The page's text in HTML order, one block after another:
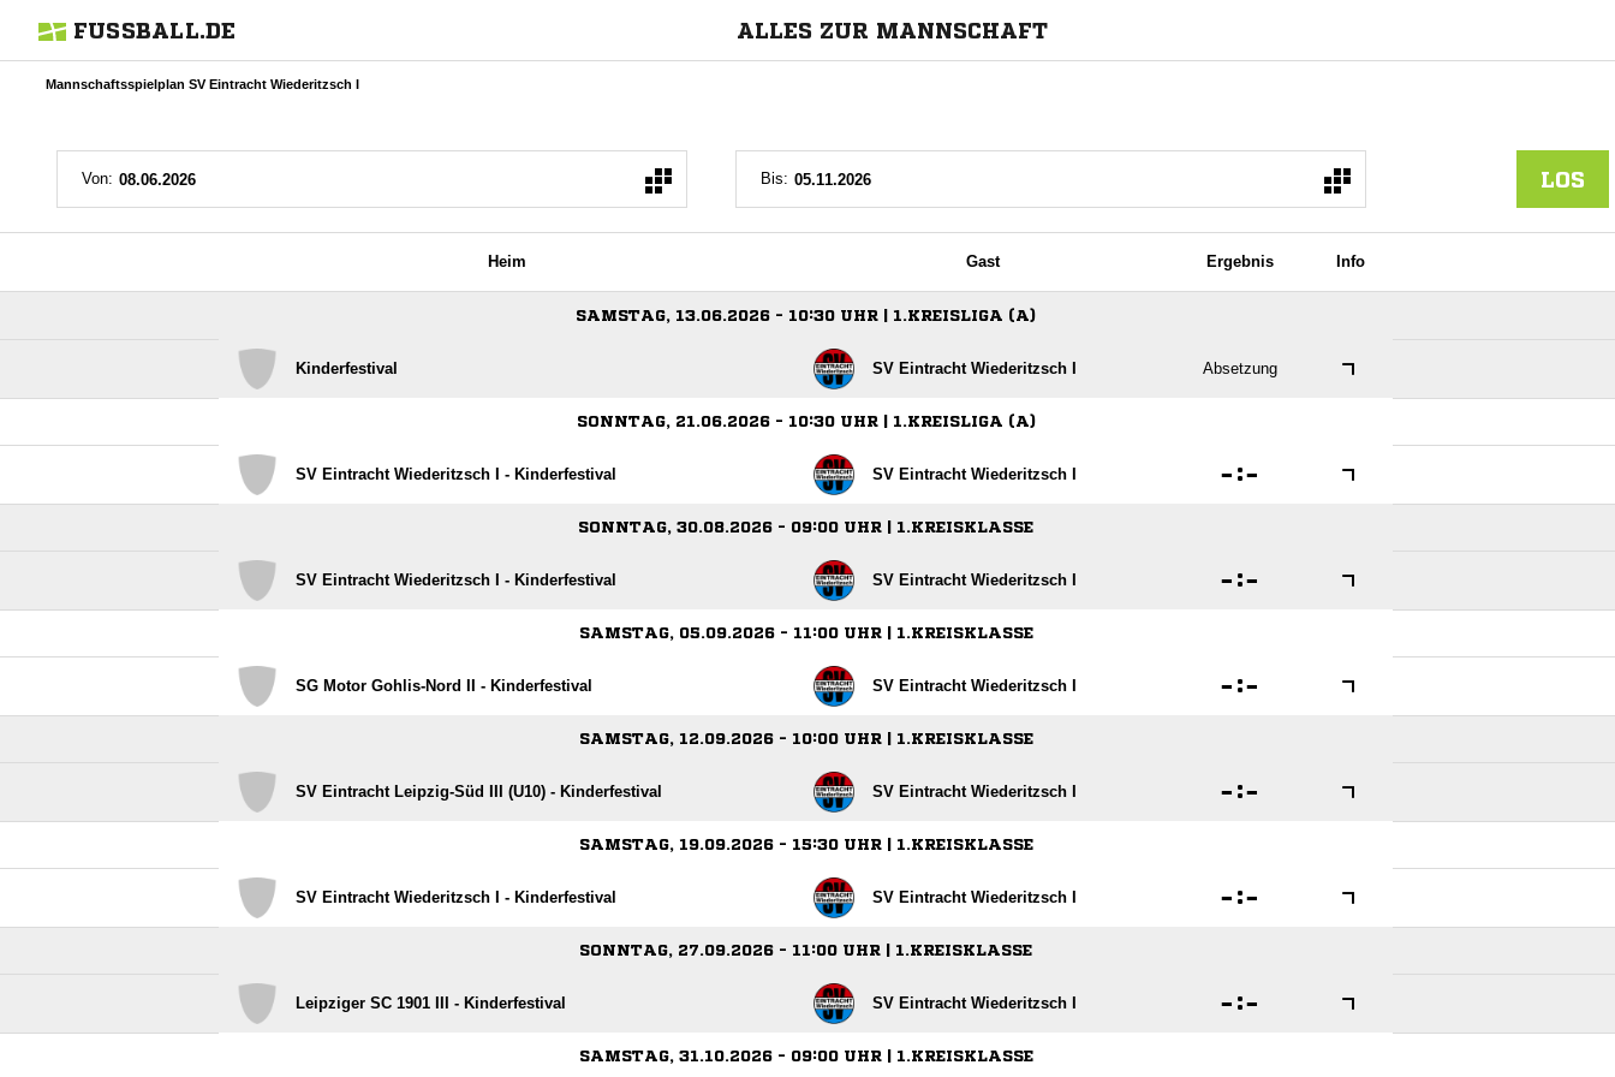
FUSSBALL.DE ALLES ZUR MANNSCHAFT
Mannschaftsspielplan SV Eintracht Wiederitzsch I
Von: Bis: LOS
Heim Gast Ergebnis Info
SAMSTAG, 13.06.2026 - 10:30 UHR | 1.KREISLIGA (A)
Kinderfestival SV Eintracht Wiederitzsch I Absetzung
SONNTAG, 21.06.2026 - 10:30 UHR | 1.KREISLIGA (A)
SV Eintracht Wiederitzsch I - Kinderfestival SV Eintracht Wiederitzsch I  :
SONNTAG, 30.08.2026 - 09:00 UHR | 1.KREISKLASSE
SV Eintracht Wiederitzsch I - Kinderfestival SV Eintracht Wiederitzsch I  :
SAMSTAG, 05.09.2026 - 11:00 UHR | 1.KREISKLASSE
SG Motor Gohlis-Nord II - Kinderfestival SV Eintracht Wiederitzsch I  :
SAMSTAG, 12.09.2026 - 10:00 UHR | 1.KREISKLASSE
SV Eintracht Leipzig-Süd III (U10) - Kinderfestival SV Eintracht Wiederitzsch I  :
SAMSTAG, 19.09.2026 - 15:30 UHR | 1.KREISKLASSE
SV Eintracht Wiederitzsch I - Kinderfestival SV Eintracht Wiederitzsch I  :
SONNTAG, 27.09.2026 - 11:00 UHR | 1.KREISKLASSE
Leipziger SC 1901 III - Kinderfestival SV Eintracht Wiederitzsch I  :
SAMSTAG, 31.10.2026 - 09:00 UHR | 1.KREISKLASSE